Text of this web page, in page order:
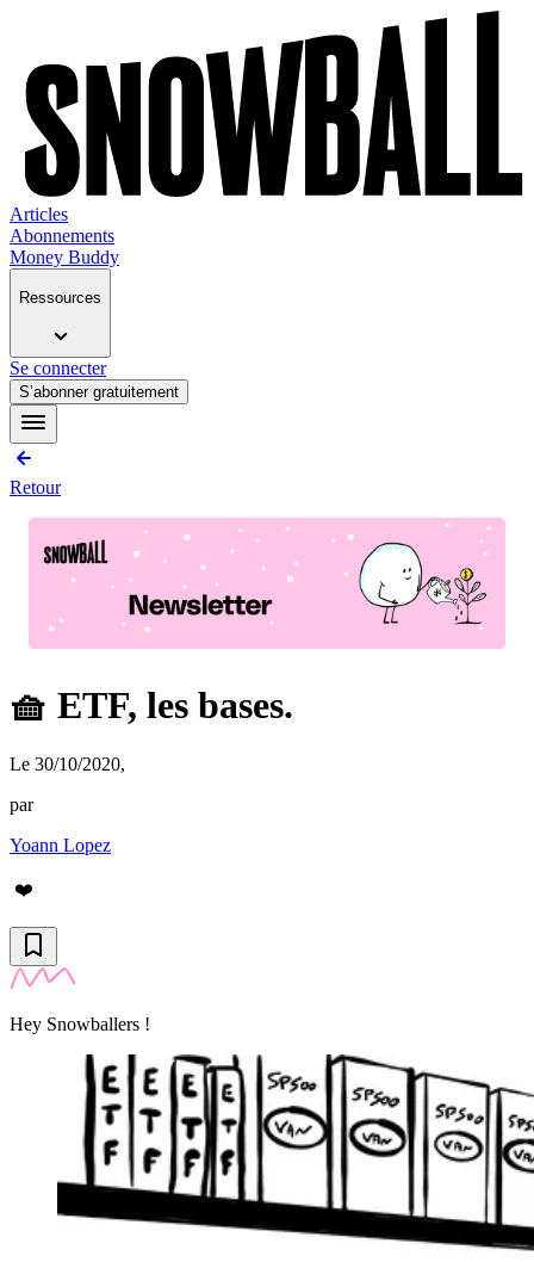
Articles
Abonnements
Money Buddy
Ressources
Se connecter
S’abonner gratuitement
Retour
🧺 ETF, les bases.
Le 30/10/2020,
par
Yoann Lopez
❤️
Hey Snowballers !